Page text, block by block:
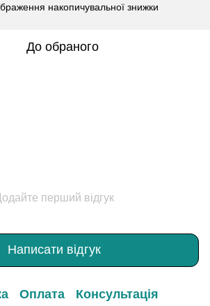
накопичувальної знижки
До обраного
перший відгук
Написати відгук
Оплата Консультація